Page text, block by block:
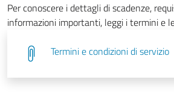
Per conoscere i dettagli di scadenze,
informazioni importanti, leggi i termini e
Termini e condizioni di servizio